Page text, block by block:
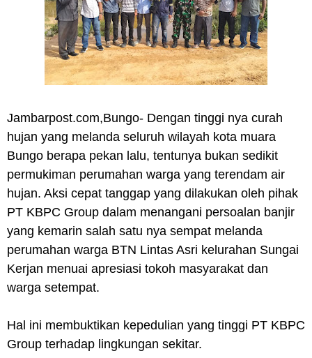
Jambarpost.com,Bungo- Dengan tinggi nya curah
hujan yang melanda seluruh wilayah kota muara
Bungo berapa pekan lalu, tentunya bukan sedikit
permukiman perumahan warga yang terendam air
hujan. Aksi cepat tanggap yang dilakukan oleh pihak
PT KBPC Group dalam menangani persoalan banjir
yang kemarin salah satu nya sempat melanda
perumahan warga BTN Lintas Asri kelurahan Sungai
Kerjan menuai apresiasi tokoh masyarakat dan
warga setempat.
Hal ini membuktikan kepedulian yang tinggi PT KBPC
Group terhadap lingkungan sekitar.